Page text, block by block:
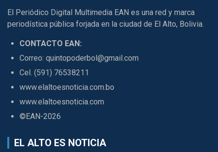
El Periódico Digital Multimedia EAN es una red y marca
periodística pública forjada en la ciudad de El Alto, Bolivia.
CONTACTO EAN:
Correo: quintopoderbol@gmail.com
Cel. (591) 76538211
www.elaltoesnoticia.com.bo
www.elaltoesnoticia.com
©EAN-2026
EL ALTO ES NOTICIA